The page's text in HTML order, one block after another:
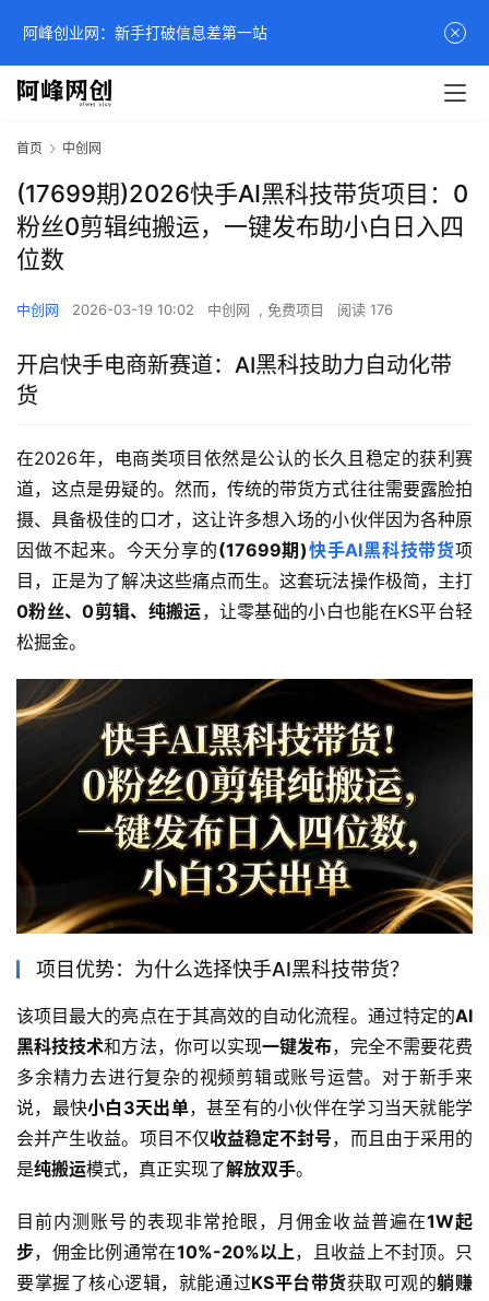
首页 中创网
(17699期)2026快手AI黑科技带货项目：0
粉丝0剪辑纯搬运，一键发布助小白日入四
位数
中创网 2026-03-19 10:02 中创网 , 免费项目 阅读 176
开启快手电商新赛道：AI黑科技助力自动化带
货
在2026年，电商类项目依然是公认的长久且稳定的获利赛
道，这点是毋疑的。然而，传统的带货方式往往需要露脸拍
摄、具备极佳的口才，这让许多想入场的小伙伴因为各种原
因做不起来。今天分享的(17699期)快手AI黑科技带货项
目，正是为了解决这些痛点而生。这套玩法操作极简，主打
0粉丝、0剪辑、纯搬运，让零基础的小白也能在KS平台轻
松掘金。
项目优势：为什么选择快手AI黑科技带货？
该项目最大的亮点在于其高效的自动化流程。通过特定的AI
黑科技技术和方法，你可以实现一键发布，完全不需要花费
多余精力去进行复杂的视频剪辑或账号运营。对于新手来
说，最快小白3天出单，甚至有的小伙伴在学习当天就能学
会并产生收益。项目不仅收益稳定不封号，而且由于采用的
是纯搬运模式，真正实现了解放双手。
目前内测账号的表现非常抢眼，月佣金收益普遍在1W起
步，佣金比例通常在10%-20%以上，且收益上不封顶。只
要掌握了核心逻辑，就能通过KS平台带货获取可观的躺赚
阿峰创业网：新手打破信息差第一站